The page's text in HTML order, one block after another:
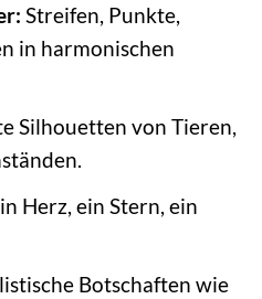
Streifen, Punkte,
in harmonischen
Silhouetten von Tieren,
Herz, ein Stern, ein
Botschaften wie